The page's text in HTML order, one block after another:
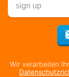
Wir verarbeiten